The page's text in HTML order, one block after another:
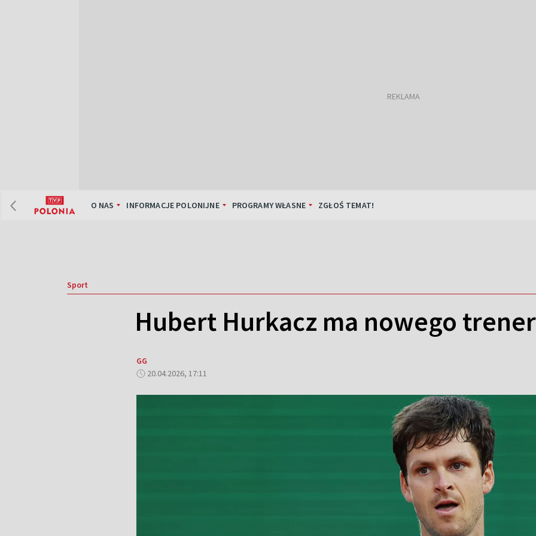
O NAS INFORMACJE POLONIJNE PROGRAMY WŁASNE ZGŁOŚ TEMAT!
Sport
Hubert Hurkacz ma nowego
GG
20.04.2026, 17:11